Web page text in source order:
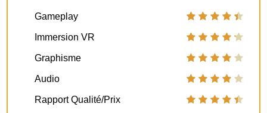
Gameplay
Immersion VR
Graphisme
Audio
Rapport Qualité/Prix